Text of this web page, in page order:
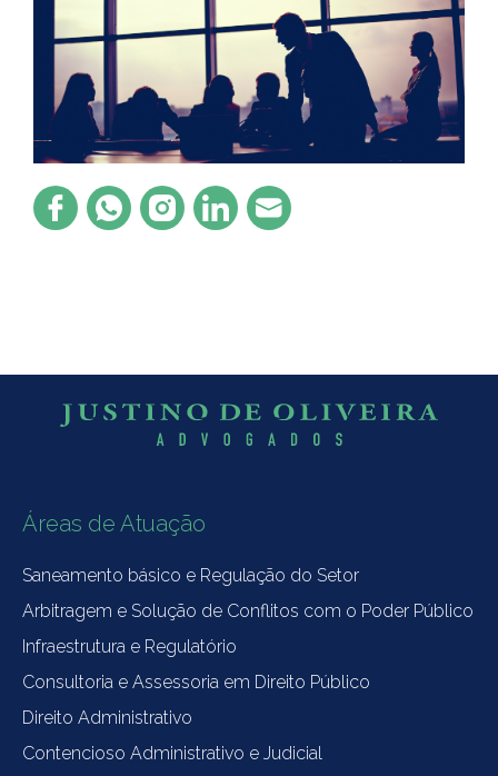
Áreas de Atuação
Saneamento básico e Regulação do Setor
Arbitragem e Solução de Conflitos com o Poder Público
Infraestrutura e Regulatório
Consultoria e Assessoria em Direito Público
Direito Administrativo
Contencioso Administrativo e Judicial